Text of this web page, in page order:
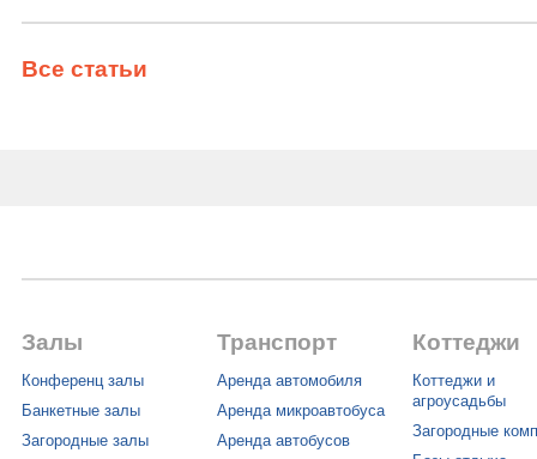
Все статьи
Залы
Конференц залы
Банкетные залы
Загородные залы
Транспорт
Аренда автомобиля
Аренда микроавтобуса
Аренда автобусов
Коттеджи
Коттеджи и
агроусадьбы
Загородные